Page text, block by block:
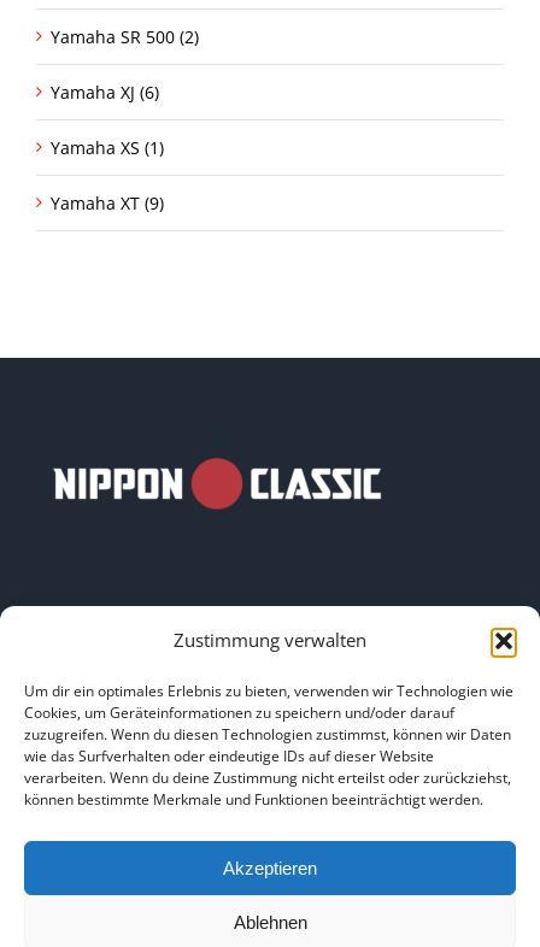
Zustimmung verwalten
Um dir ein optimales Erlebnis zu bieten, verwenden wir Technologien wie
Cookies, um Geräteinformationen zu speichern und/oder darauf
zuzugreifen. Wenn du diesen Technologien zustimmst, können wir Daten
wie das Surfverhalten oder eindeutige IDs auf dieser Website
verarbeiten. Wenn du deine Zustimmung nicht erteilst oder zurückziehst,
können bestimmte Merkmale und Funktionen beeinträchtigt werden.
Akzeptieren
Ablehnen
Yamaha SR 500 (2)
Yamaha XJ (6)
Yamaha XS (1)
Yamaha XT (9)
HOME|ÜBER UNS|IMPRESSUM |DATENSCHUTZ
BILDNACHWEISE